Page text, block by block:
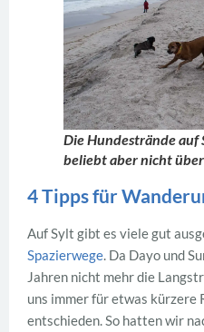
Die Hundestrände auf
beliebt aber nicht
4 Tipps für
Auf Sylt gibt es viele gut
Spazierwege . Da Dayo und
Jahren nicht mehr die
uns immer für etwas kürzere
entschieden. So hatten wir